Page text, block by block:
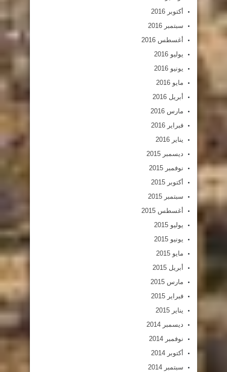
أكتوبر 2016
سبتمبر 2016
أغسطس 2016
يوليو 2016
يونيو 2016
مايو 2016
أبريل 2016
مارس 2016
فبراير 2016
يناير 2016
ديسمبر 2015
نوفمبر 2015
أكتوبر 2015
سبتمبر 2015
أغسطس 2015
يوليو 2015
يونيو 2015
مايو 2015
أبريل 2015
مارس 2015
فبراير 2015
يناير 2015
ديسمبر 2014
نوفمبر 2014
أكتوبر 2014
سبتمبر 2014